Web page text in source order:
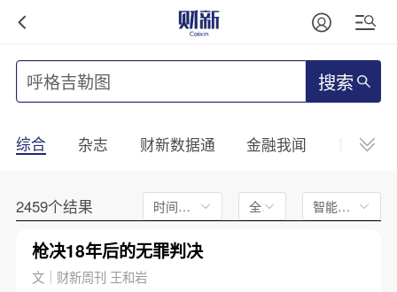
搜索
综合 杂志 财新数据通 金融我闻 财新
2459个结果 时间不限 全文 智能排序
枪决18年后的无罪判决
文｜财新周刊 王和岩